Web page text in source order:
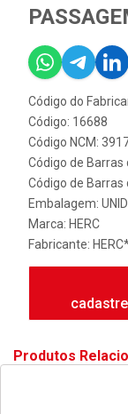
Código do
Código: 16688
Código NCM:
Código de
Código de
Embalagem:
Marca: HERC
Fabricante:
Produtos